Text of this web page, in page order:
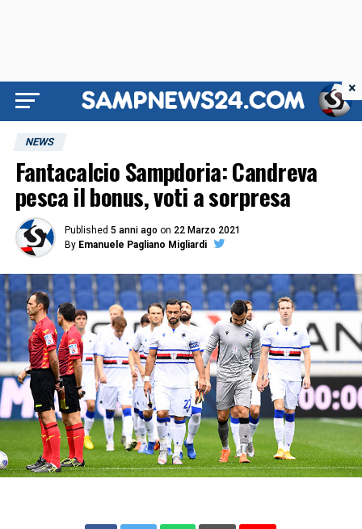
NEWS
Fantacalcio Sampdoria: Candreva
pesca il bonus, voti a sorpresa
Published 5 anni ago on 22 Marzo 2021
By Emanuele Pagliano Migliardi
×